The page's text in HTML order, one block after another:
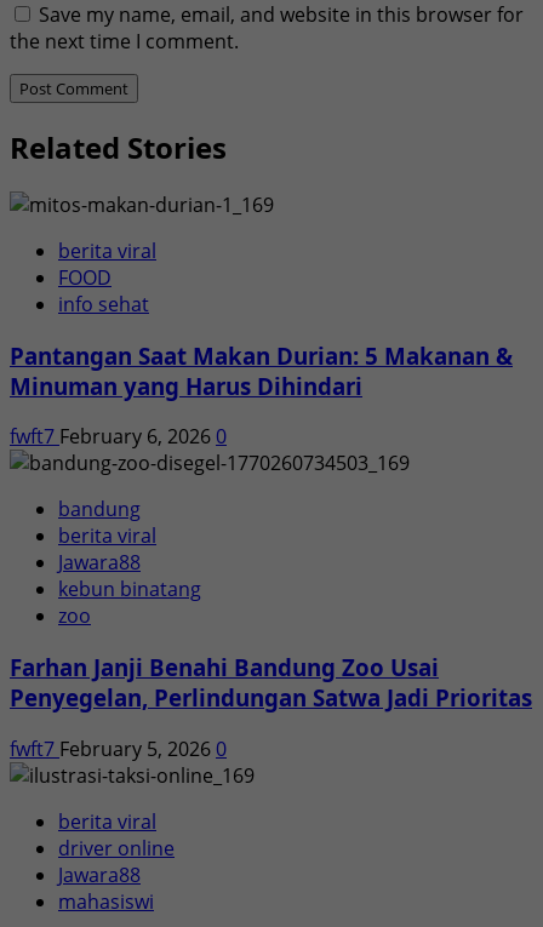
Save my name, email, and website in this browser for
the next time I comment.
Related Stories
berita viral
FOOD
info sehat
Pantangan Saat Makan Durian: 5 Makanan &
Minuman yang Harus Dihindari
fwft7 February 6, 2026 0
bandung
berita viral
Jawara88
kebun binatang
zoo
Farhan Janji Benahi Bandung Zoo Usai
Penyegelan, Perlindungan Satwa Jadi Prioritas
fwft7 February 5, 2026 0
berita viral
driver online
Jawara88
mahasiswi